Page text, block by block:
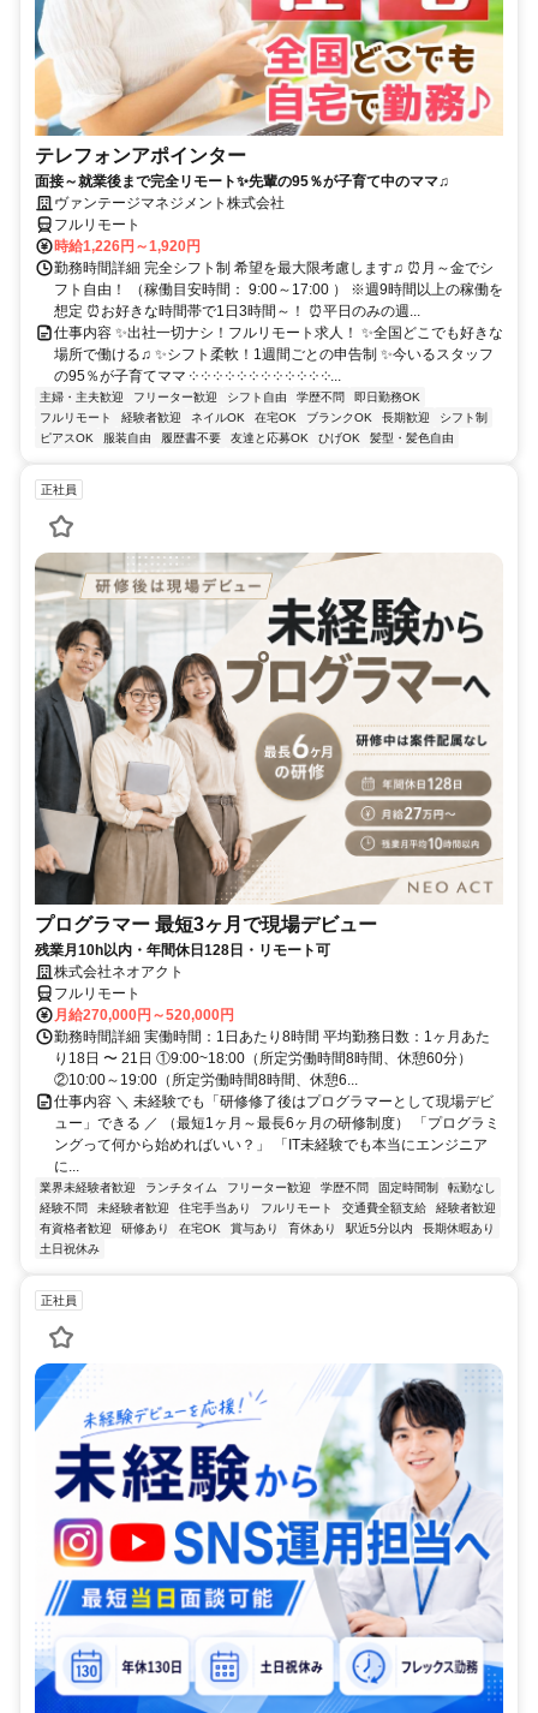
テレフォンアポインター
面接～就業後まで完全リモート✨先輩の95％が子育て中のママ♫
ヴァンテージマネジメント株式会社
フルリモート
時給1,226円～1,920円
勤務時間詳細 完全シフト制 希望を最大限考慮します♫ ⏰月～金でシ
フト自由！ （稼働目安時間： 9:00～17:00 ） ※週9時間以上の稼働を
想定 ⏰お好きな時間帯で1日3時間～！ ⏰平日のみの週...
仕事内容 ✨出社一切ナシ！フルリモート求人！ ✨全国どこでも好きな
場所で働ける♫ ✨シフト柔軟！1週間ごとの申告制 ✨今いるスタッフ
の95％が子育てママ ༶ ༶ ༶ ༶ ༶ ༶ ༶ ༶ ༶ ༶ ༶ ༶...
主婦・主夫歓迎 フリーター歓迎 シフト自由 学歴不問
即日勤務OK
フルリモート
経験者歓迎 ネイルOK 在宅OK ブランクOK 長期歓迎
シフト制
ピアスOK
服装自由 履歴書不要 友達と応募OK ひげOK 髪型・髪色自由
正社員
プログラマー 最短3ヶ月で現場デビュー
残業月10h以内・年間休日128日・リモート可
株式会社ネオアクト
フルリモート
月給270,000円～520,000円
勤務時間詳細 実働時間：1日あたり8時間 平均勤務日数：1ヶ月あた
り18日 〜 21日 ①9:00~18:00（所定労働時間8時間、休憩60分）
②10:00～19:00（所定労働時間8時間、休憩6...
仕事内容 ＼ 未経験でも「研修修了後はプログラマーとして現場デビ
ュー」できる ／ （最短1ヶ月～最長6ヶ月の研修制度） 「プログラミ
ングって何から始めればいい？」 「IT未経験でも本当にエンジニア
に...
業界未経験者歓迎 ランチタイム フリーター歓迎 学歴不問 固定時間制
転勤なし
経験不問
未経験者歓迎 住宅手当あり フルリモート 交通費全額支給
経験者歓迎
有資格者歓迎
研修あり 在宅OK 賞与あり 育休あり 駅近5分以内
長期休暇あり
土日祝休み
正社員